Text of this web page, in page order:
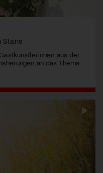
Stans
aus der
an das Thema